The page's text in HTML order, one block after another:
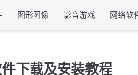
图形图像 影音游戏 网络软
下载及安装教程